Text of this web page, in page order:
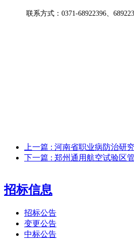
联系方式： 0371-68922396、
上一篇 : 河南省职业病防治研
下一篇 : 郑州通用航空试验区
招标信息
招标公告
变更公告
中标公告